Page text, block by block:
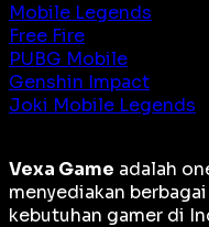
Mobile Legends
Free Fire
PUBG Mobile
Genshin Impact
Joki Mobile Legends
Vexa Game adalah
menyediakan
kebutuhan gamer di